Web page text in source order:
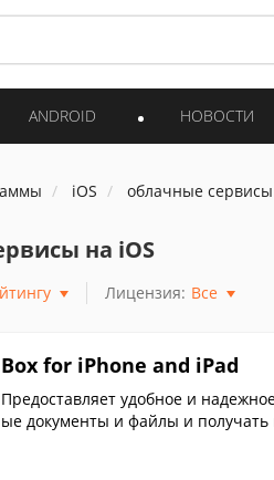
ANDROID НОВОСТИ
iOS облачные сервисы
на iOS
Лицензия: Все
Box for iPhone and iPad
Предоставляет удобное и
ые документы и файлы и получать